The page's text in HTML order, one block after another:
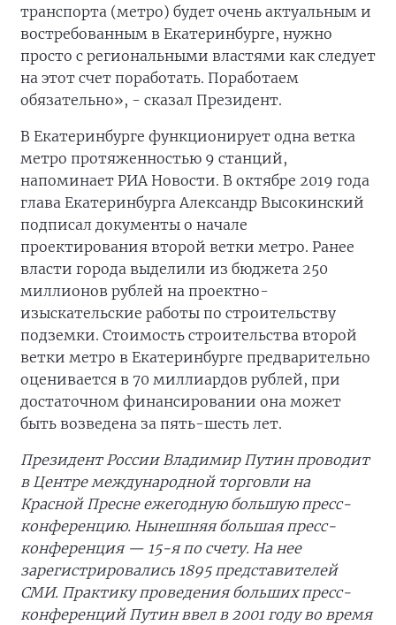
транспорта (метро) будет очень актуальным и
востребованным в Екатеринбурге, нужно
просто с региональными властями как следует
нa этот счет поработать. Поработаем
обязательно», - сказал Президент.
В Екатеринбурге функционирует одна ветка
метро протяженностью 9 станций,
напоминает РИА Новости. В октябре 2019 года
глава Екатеринбурга Александр Высокинский
подписал документы о начале
проектирования второй ветки метро. Ранее
власти города выделили из бюджета 250
миллионов рублей нa проектно-
изыскательские работы по строительству
подземки. Стоимость строительства второй
ветки метро в Екатеринбурге предварительно
оценивается в 70 миллиардов рублей, при
достаточном финансировании она может
быть возведена за пять-шесть лет.
Президент России Владимир Путин проводит
в Центре международной торговли на
Красной Пресне ежегодную большую пресс-
конференцию. Нынешняя большая пресс-
конференция — 15-я по счету. На нее
зарегистрировались 1895 представителей
СМИ. Практику проведения больших пресс-
конференций Путин ввел в 2001 году во время